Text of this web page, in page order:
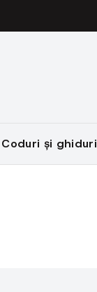
Coduri și ghiduri